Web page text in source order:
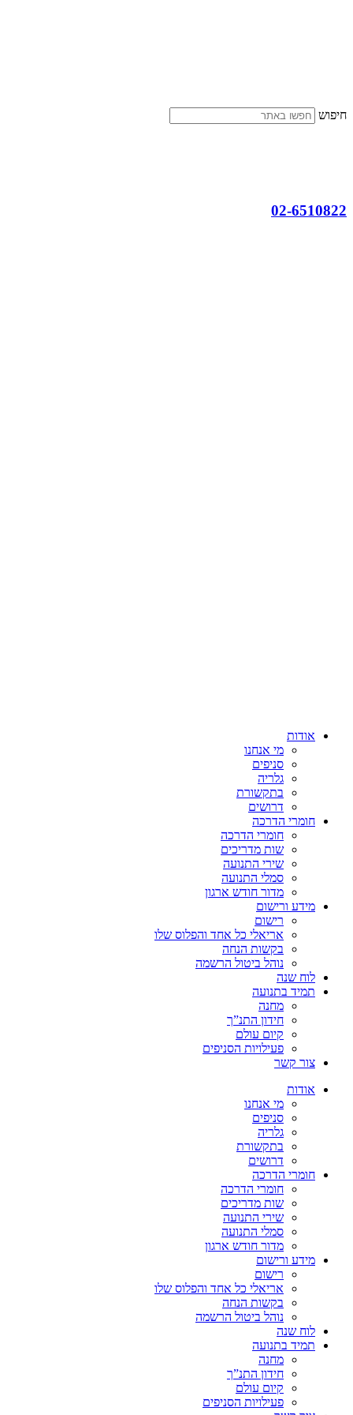
חיפוש
02-6510822
אודות
מי אנחנו
סניפים
גלריה
בתקשורת
דרושים
חומרי הדרכה
חומרי הדרכה
שות מדריכים
שירי התנועה
סמלי התנועה
מדור חודש ארגון
מידע ורישום
רישום
אריאלי כל אחד והפלוס שלו
בקשות הנחה
נוהל ביטול הרשמה
לוח שנה
תמיד בתנועה
מחנה
חידון התנ”ך
קיום עולם
פעילויות הסניפים
צור קשר
אודות
מי אנחנו
סניפים
גלריה
בתקשורת
דרושים
חומרי הדרכה
חומרי הדרכה
שות מדריכים
שירי התנועה
סמלי התנועה
מדור חודש ארגון
מידע ורישום
רישום
אריאלי כל אחד והפלוס שלו
בקשות הנחה
נוהל ביטול הרשמה
לוח שנה
תמיד בתנועה
מחנה
חידון התנ”ך
קיום עולם
פעילויות הסניפים